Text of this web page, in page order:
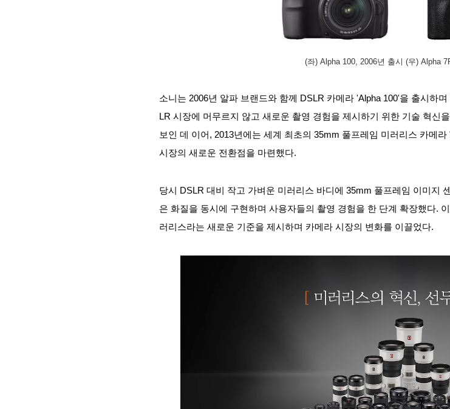
(좌) Alpha 100, 2006년 출시 (우) Alpha
소니는 2006년 알파 브랜드와 함께 DSLR 카메라 'Alpha 100'을 출시하
LR 시장에 머무르지 않고 새로운 촬영 경험을 제시하기 위한 기술 혁신
보인 데 이어, 2013년에는 세계 최초의 35mm 풀프레임 미러리스 카메
시장의 새로운 전환점을 마련했다.
당시 DSLR 대비 작고 가벼운 미러리스 바디에 35mm 풀프레임 이미지
은 화질을 동시에 구현하며 사용자들의 촬영 경험을 한 단계 확장했다.
러리스라는 새로운 기준을 제시하며 카메라 시장의 변화를 이끌었다.